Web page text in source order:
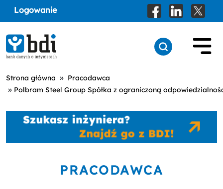
Logowanie
Strona główna » Pracodawca
» Polbram Steel Group Spółka z ograniczoną
PRACODAWCA